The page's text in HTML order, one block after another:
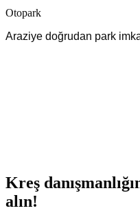
Otopark
Araziye doğrudan park
Kreş
alın!